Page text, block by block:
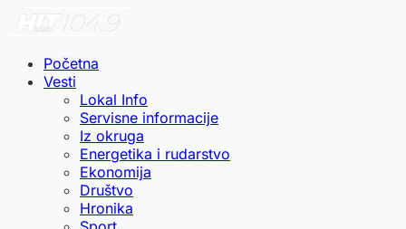
Početna
Vesti
Lokal Info
Servisne informacije
Iz okruga
Energetika i rudarstvo
Ekonomija
Društvo
Hronika